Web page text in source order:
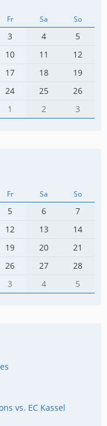
Fr Sa So
3 4
5
10 11
12
17 18
19
24 25
26
1 2 3
Fr Sa So
5 6
7
12 13
14
19 20
21
26 27
28
3 4 5
vs. EC Kassel